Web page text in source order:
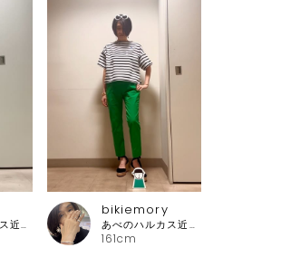
あべのハルカス近鉄本店 ピッコーネ
161cm
bikiemory
あべのハルカス近鉄本店 ピッコーネ